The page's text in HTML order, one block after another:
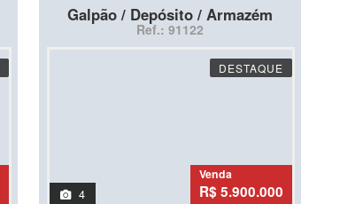
Galpão / Depósito / Armazém
Ref.: 91122
DESTAQUE
4
Venda
R$ 5.900.000